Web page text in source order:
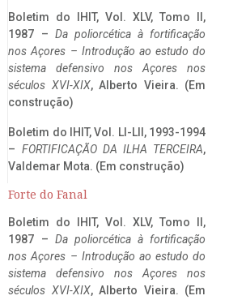
Boletim do IHIT, Vol. XLV, Tomo II,
1987 – Da poliorcética à fortificação
nos Açores – Introdução ao estudo do
sistema defensivo nos Açores nos
séculos XVI-XIX, Alberto Vieira. (Em
construção)
Boletim do IHIT, Vol. LI-LII, 1993-1994
– FORTIFICAÇÃO DA ILHA TERCEIRA,
Valdemar Mota. (Em construção)
Forte do Fanal
Boletim do IHIT, Vol. XLV, Tomo II,
1987 – Da poliorcética à fortificação
nos Açores – Introdução ao estudo do
sistema defensivo nos Açores nos
séculos XVI-XIX, Alberto Vieira. (Em